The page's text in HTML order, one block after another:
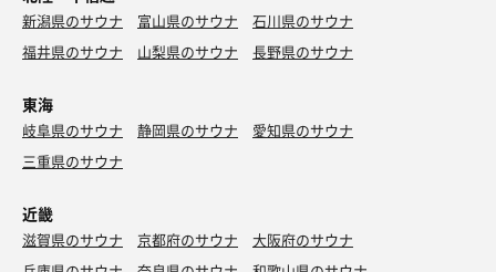
新潟県のサウナ 富山県のサウナ
石川県のサウナ
福井県のサウナ
山梨県のサウナ 長野県のサウナ
東海
岐阜県のサウナ 静岡県のサウナ
愛知県のサウナ
三重県のサウナ
近畿
滋賀県のサウナ 京都府のサウナ
大阪府のサウナ